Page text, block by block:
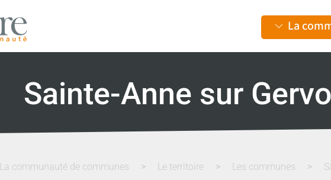
La
Sainte-Anne sur
La communauté de communes Le territoire Les communes